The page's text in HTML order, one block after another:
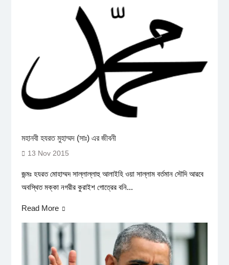
মহানবী হযরত মুহাম্মদ (সাঃ) এর জীবনী
13 Nov 2015
জন্মঃ হযরত মোহাম্মদ সাল্লাল্লাহু আলাইহি ওয়া সাল্লাম বর্তমান সৌদি আরবে
অবস্থিত মক্কা নগরীর কুরাইশ গোত্রের বনি...
Read More